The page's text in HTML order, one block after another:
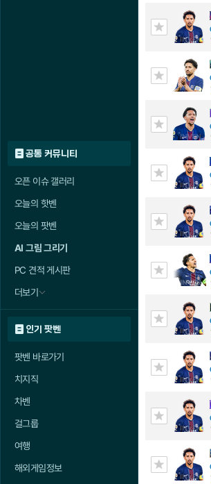
공통 커뮤니티
오픈 이슈 갤러리
오늘의 핫벤
오늘의 팟벤
AI 그림 그리기
PC 견적 게시판
더보기
인기 팟벤
팟벤 바로가기
치지직
차벤
걸그룹
여행
해외게임정보